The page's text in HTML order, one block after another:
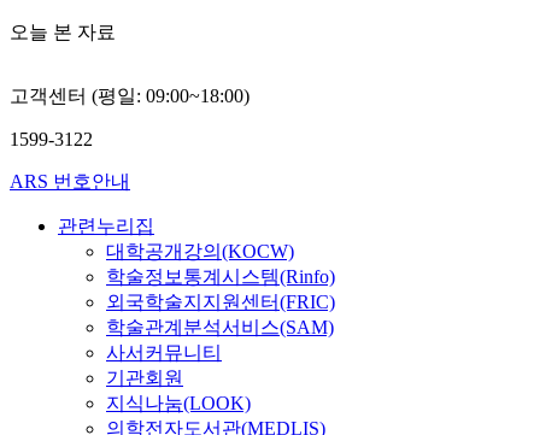
오늘 본 자료
고객센터 (평일: 09:00~18:00)
1599-3122
ARS 번호안내
관련누리집
대학공개강의(KOCW)
학술정보통계시스템(Rinfo)
외국학술지지원센터(FRIC)
학술관계분석서비스(SAM)
사서커뮤니티
기관회원
지식나눔(LOOK)
의학전자도서관(MEDLIS)